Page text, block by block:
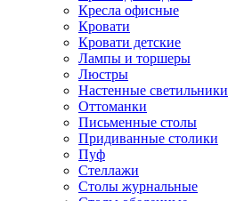
Кресла офисные
Кровати
Кровати детские
Лампы и торшеры
Люстры
Настенные светильники
Оттоманки
Письменные столы
Придиванные столики
Пуф
Стеллажи
Столы журнальные